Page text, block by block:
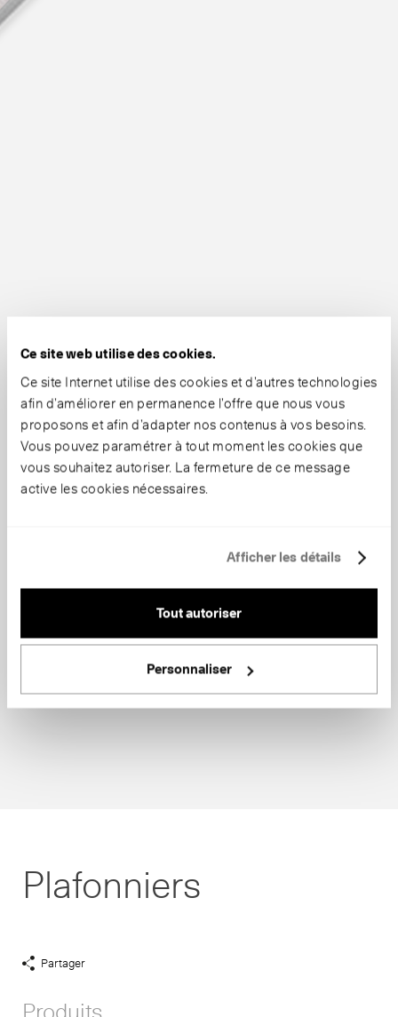
Ce site web utilise des cookies.
Ce site Internet utilise des cookies et d’autres technologies
afin d’améliorer en permanence l’offre que nous vous
proposons et afin d’adapter nos contenus à vos besoins.
Vous pouvez paramétrer à tout moment les cookies que
vous souhaitez autoriser. La fermeture de ce message
active les cookies nécessaires.
Afficher les détails
Tout autoriser
Personnaliser
Plafonniers
Partager
de
Produits